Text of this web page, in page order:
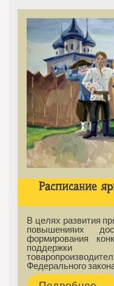
Расписание
В целях развития
повышенияих
формирования
поддержки
Федерального